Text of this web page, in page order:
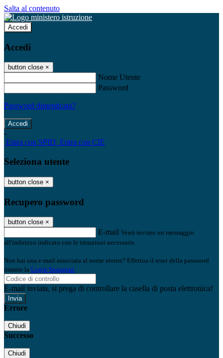
Salta al contenuto
Accedi
Accedi
button close ×
Nome Utente
Password
Password dimenticata?
-
Entra con SPID Entra con CIE
Seleziona utente
button close ×
Recupero password
button close ×
E-mail Verrà inviato un messaggio
all'indirizzo indicato con le istruzioni necessarie.
Non hai una e-mail associata al nome utente? Effettua il reset della password
tramite la Login Spaggiari
E-mail inviata, si prega di controllare la casella di posta elettronica!
Errore
Chiudi
Successo
Chiudi